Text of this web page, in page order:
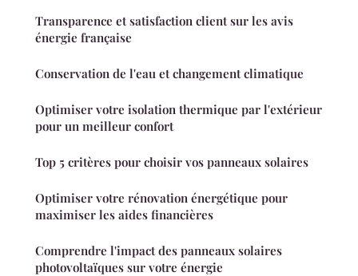
Transparence et satisfaction client sur les avis
énergie française
Conservation de l'eau et changement climatique
Optimiser votre isolation thermique par l'extérieur
pour un meilleur confort
Top 5 critères pour choisir vos panneaux solaires
Optimiser votre rénovation énergétique pour
maximiser les aides financières
Comprendre l'impact des panneaux solaires
photovoltaïques sur votre énergie